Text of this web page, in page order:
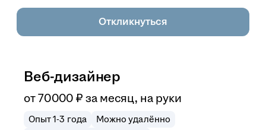
Откликнуться
Веб-дизайнер
от70 000 ₽ за месяц, на руки
Опыт 1-3 года
Можно удалённо